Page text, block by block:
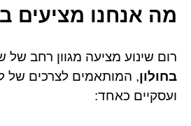
מה אנחנו מציעים
רום שינוע מציעה מגוון רחב של
בחולון, המותאמים לצרכים של
ועסקיים כאחד: